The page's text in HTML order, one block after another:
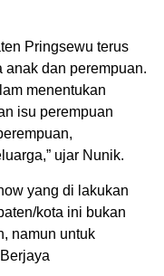
Pringsewu terus
dan perempuan.
menentukan
isu perempuan
ujar Nunik.
yang di lakukan
kota ini bukan
namun untuk